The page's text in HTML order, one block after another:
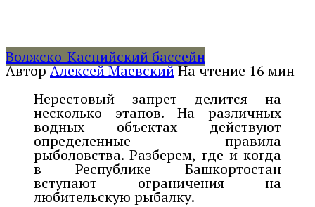
Волжско-Каспийский бассейн
АвторАлексей МаевскийНа чтение 16 мин
Нерестовый запрет делится на
несколько этапов. На различных
водных объектах действуют
определенные правила
рыболовства. Разберем, где и когда
в Республике Башкортостан
вступают ограничения на
любительскую рыбалку.